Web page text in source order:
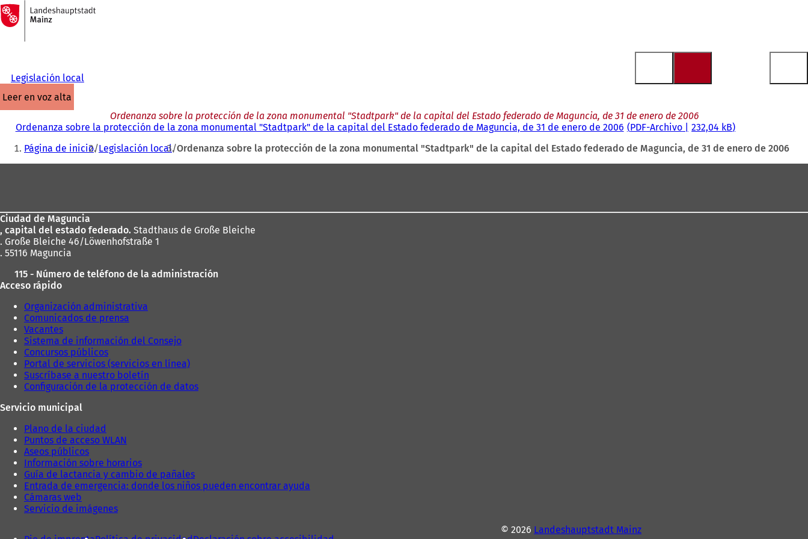
Saltar al contenido
A
la
página
Legislación local
leer en voz alta
Ordenanza sobre la protección de la zona monumental "Stadtpark" de la capital del Estado federado de Maguncia, de 31 de enero de 2006
Ordenanza sobre la protección de la zona monumental "Stadtpark" de la capital del Estado federado de Maguncia, de 31 de enero de 2006 PDF-Archivo 232,04 kB
Estás
aquí:
Página de inicio Legislación local Ordenanza sobre la protección de la zona monumental "Stadtpark" de la capital del Estado federado de Maguncia, de 31 de enero de 2006
pies
Ciudad de Maguncia
, capital del estado federado. Stadthaus de Große Bleiche
. Große Bleiche 46/Löwenhofstraße 1
. 55116 Maguncia
115 - Número de teléfono de la administración
Acceso rápido
Organización administrativa
Comunicados de prensa
Vacantes
Sistema de información del Consejo
Concursos públicos
Portal de servicios (servicios en línea)
Suscríbase a nuestro boletín
Configuración de la protección de datos
Servicio municipal
Plano de la ciudad
Puntos de acceso WLAN
Aseos públicos
Información sobre horarios
Guía de lactancia y cambio de pañales
Entrada de emergencia: donde los niños pueden encontrar ayuda
Cámaras web
Servicio de imágenes
© 2026 Landeshauptstadt Mainz